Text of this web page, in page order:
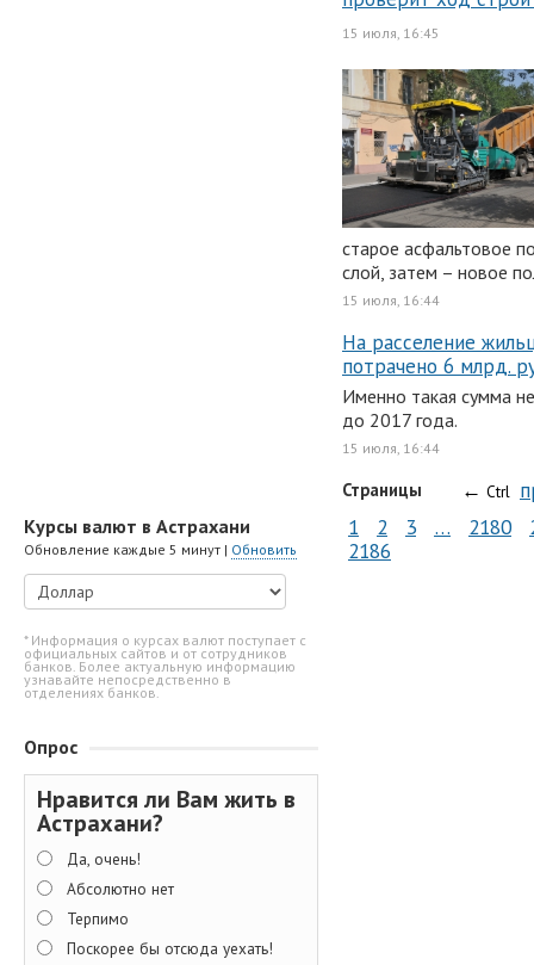
Курсы валют в Астрахани
Обновление каждые 5 минут | Обновить
* Информация о курсах валют поступает с
официальных сайтов и от сотрудников
банков. Более актуальную информацию
узнавайте непосредственно в
отделениях банков.
Опрос
Нравится ли Вам жить в
Астрахани?
Да, очень!
Абсолютно нет
Терпимо
Поскорее бы отсюда уехать!
15 июля, 16:45
старое асфальтовое
слой, затем – новое
15 июля, 16:44
На расселение
потрачено 6 млрд.
Именно такая сумма
до 2017 года.
15 июля, 16:44
Страницы ← Ctrl
1
2 3 … 2180
2186